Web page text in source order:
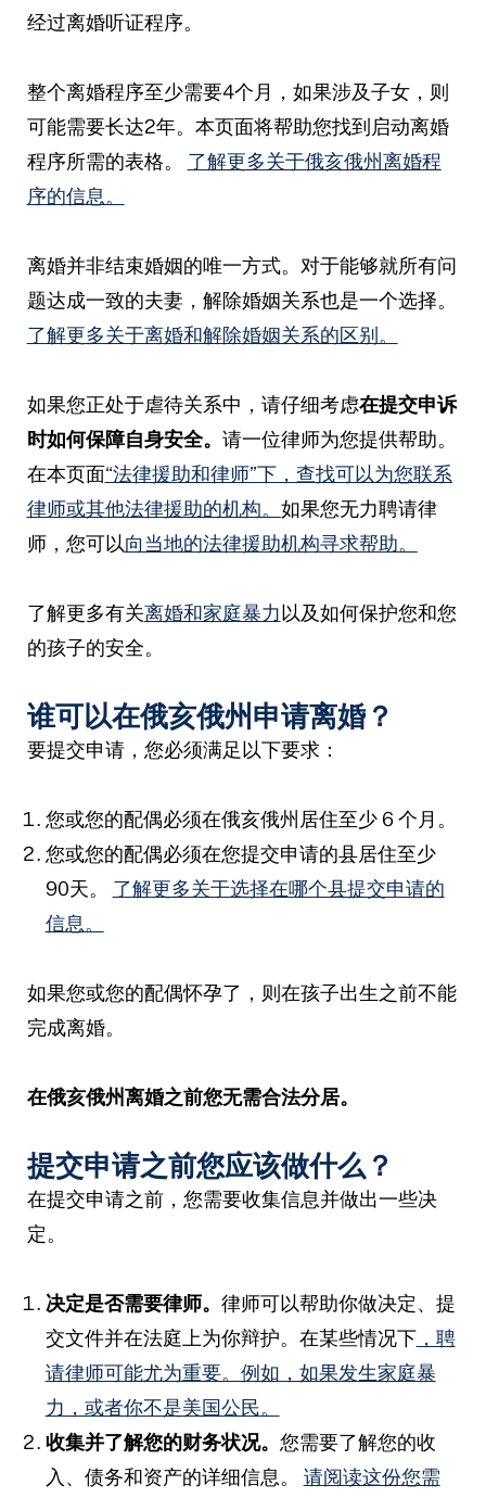
经过离婚听证程序。
整个离婚程序至少需要4个月，如果涉及子女，则
可能需要长达2年。本页面将帮助您找到启动离婚
程序所需的表格。 了解更多关于俄亥俄州离婚程
序的信息。
离婚并非结束婚姻的唯一方式。对于能够就所有问
题达成一致的夫妻，解除婚姻关系也是一个选择。
了解更多关于离婚和解除婚姻关系的区别。
如果您正处于虐待关系中，请仔细考虑在提交申诉
时如何保障自身安全。 请一位律师为您提供帮助。
在本页面“法律援助和律师”下，查找可以为您联系
律师或其他法律援助的机构。 如果您无力聘请律
师，您可以向当地的法律援助机构寻求帮助。
了解更多有关离婚和家庭暴力 以及如何保护您和您
的孩子的安全。
谁可以在俄亥俄州申请离婚？
要提交申请，您必须满足以下要求：
您或您的配偶必须在俄亥俄州居住至少 6 个月。
您或您的配偶必须在您提交申请的县居住至少
90天。 了解更多关于选择在哪个县提交申请的
信息。
如果您或您的配偶怀孕了，则在孩子出生之前不能
完成离婚。
在俄亥俄州离婚之前您无需合法分居。
提交申请之前您应该做什么？
在提交申请之前，您需要收集信息并做出一些决
定。
决定是否需要律师。 律师可以帮助你做决定、提
交文件并在法庭上为你辩护。在某些情况下，聘
请律师可能尤为重要。例如，如果发生家庭暴
力，或者你不是美国公民。
收集并了解您的财务状况。 您需要了解您的收
入、债务和资产的详细信息。 请阅读这份您需